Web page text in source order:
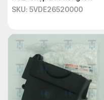
SKU: 5VDE26520000